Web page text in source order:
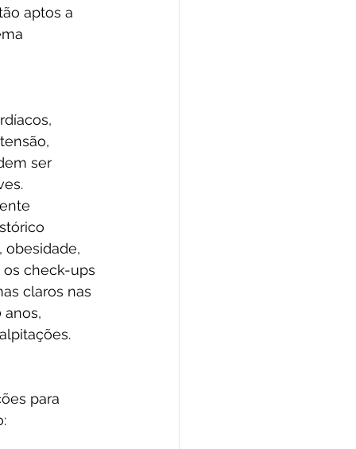
aptos a
ser
obesidade,
os check-ups
claros nas
anos,
para